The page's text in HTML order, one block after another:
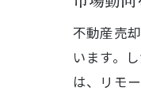
不動産売
います。
は、リモ